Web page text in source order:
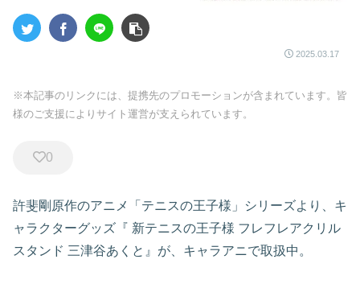
2025.03.17
※本記事のリンクには、提携先のプロモーションが含まれています。皆
様のご支援によりサイト運営が支えられています。
0
許斐剛原作のアニメ「テニスの王子様」シリーズより、キ
ャラクターグッズ『 新テニスの王子様 フレフレアクリル
スタンド 三津谷あくと』が、キャラアニで取扱中。